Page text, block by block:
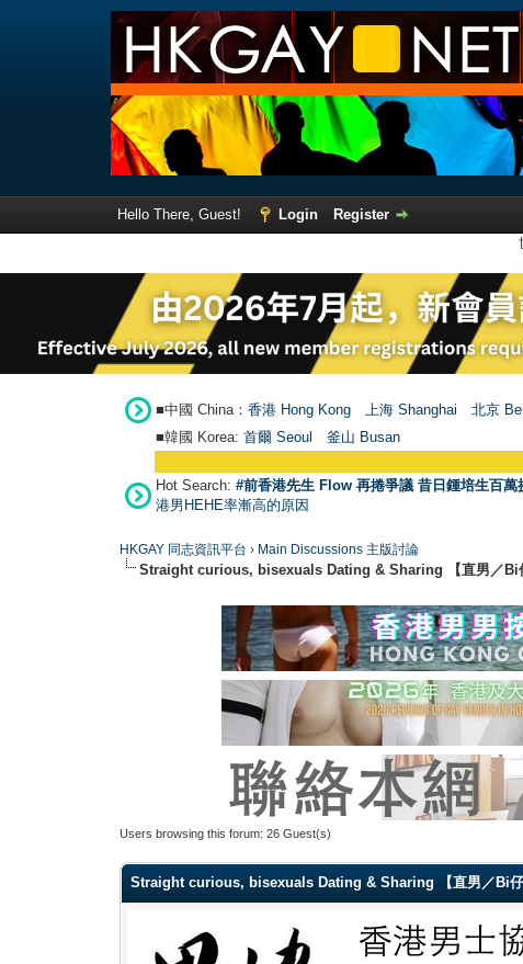
Hello There, Guest! Login
Register
■中國 China： 香港 Hong Kong 上海 Shanghai 北京
■韓國 Korea: 首爾 Seou 釜山 Busan
Hot Search: #前香港先生 Flow 再捲爭議 昔日鍾培生百
港男HEHE率漸高的原因
HKGAY 同志資訊平台 › Main Discussions 主版討論
Straight curious, bisexuals Dating & Sharing 【直男／Bi
Users browsing this forum: 26 Guest(s)
Straight curious, bisexuals Dating & Sharing 【直男／Bi